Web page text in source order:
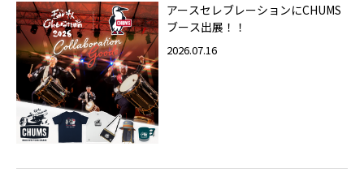
アースセレブレーションにCHUMS
ブース出展！！
2026.07.16